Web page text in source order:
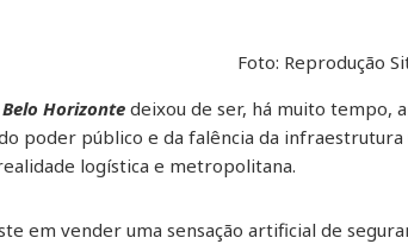
Foto: Reprodução
Horizonte deixou de ser, há muito tempo,
poder público e da falência da
logística e metropolitana.
em vender uma sensação artificial de